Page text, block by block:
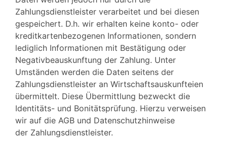
Zahlungsdienstleister verarbeitet und bei diesen
gespeichert. D.h. wir erhalten keine konto- oder
kreditkartenbezogenen Informationen, sondern
lediglich Informationen mit Bestätigung oder
Negativbeauskunftung der Zahlung. Unter
Umständen werden die Daten seitens der
Zahlungsdienstleister an Wirtschaftsauskunfteien
übermittelt. Diese Übermittlung bezweckt die
Identitäts- und Bonitätsprüfung. Hierzu verweisen
wir auf die AGB und Datenschutzhinweise
der Zahlungsdienstleister.